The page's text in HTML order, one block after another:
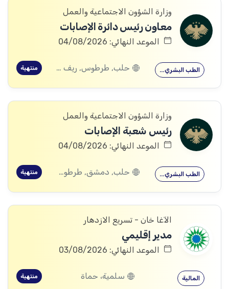
وزارة الشؤون الاجتماعية والعمل
معاون رئيس دائرة الإصابات
الموعد النهائي: 04/08/2026
الطب البشري… حلب, طرطوس, ريف دمشق, ديرالزور, درعا, السويداء, إدلب, القنيطرة, اللاذقية, الرقة, حمص, الحسكة, حماة منتهية
وزارة الشؤون الاجتماعية والعمل
رئيس شعبة الإصابات
الموعد النهائي: 04/08/2026
الطب البشري… حلب, دمشق, طرطوس, ريف دمشق, ديرالزور, درعا, السويداء, إدلب, القنيطرة, الرقة, حماة منتهية
الآغا خان - تسريع الازدهار
مدير إقليمي
الموعد النهائي: 03/08/2026
المالية سلمية، حماة منتهية